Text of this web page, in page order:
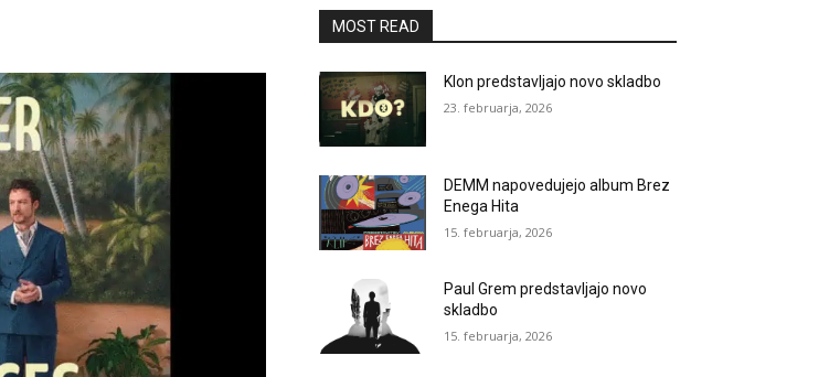
MOST READ
Klon predstavljajo novo skladbo
23. februarja, 2026
DEMM napovedujejo album Brez
Enega Hita
15. februarja, 2026
Paul Grem predstavljajo novo
skladbo
15. februarja, 2026